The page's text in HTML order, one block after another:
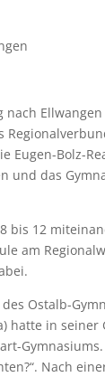
nach
Eugen-Bolz-
und das
bis 12
am
Ostalb-
hatte in seiner
Nach